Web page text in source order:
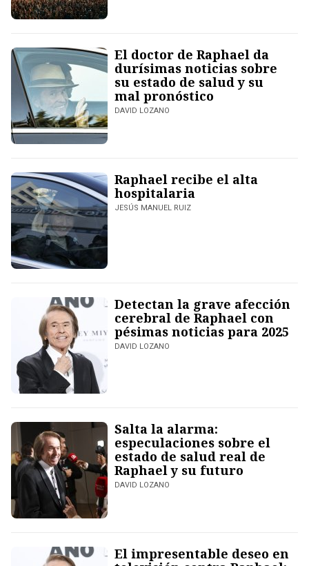
El doctor de Raphael da
durísimas noticias sobre
su estado de salud y su
mal pronóstico
DAVID LOZANO
Raphael recibe el alta
hospitalaria
JESÚS MANUEL RUIZ
Detectan la grave afección
cerebral de Raphael con
pésimas noticias para 2025
DAVID LOZANO
Salta la alarma:
especulaciones sobre el
estado de salud real de
Raphael y su futuro
DAVID LOZANO
El impresentable deseo en